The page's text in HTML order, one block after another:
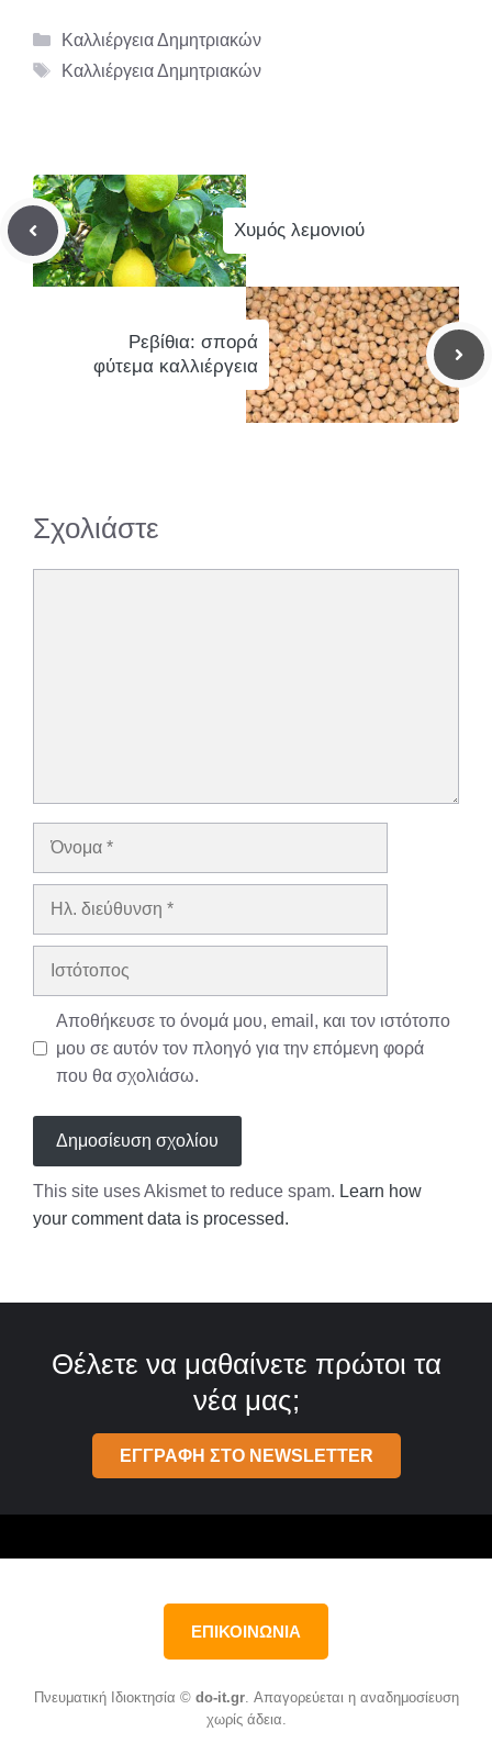
Κατηγορίες
Καλλιέργεια Δημητριακών
Ετικέτες
Καλλιέργεια Δημητριακών
Χυμός λεμονιού
Ρεβίθια: σπορά
φύτεμα καλλιέργεια
Σχολιάστε
Όνομα
Ηλ.
Ιστότοπος
Αποθήκευσε το όνομά μου, email, και τον ιστότοπο
μου σε αυτόν τον πλοηγό για την επόμενη φορά
που θα σχολιάσω.
This site uses Akismet to reduce spam. Learn how
your comment data is processed.
Θέλετε να μαθαίνετε πρώτοι τα
νέα μας;
ΕΓΓΡΑΦΗ ΣΤΟ NEWSLETTER
ΕΠΙΚΟΙΝΩΝΙΑ
Πνευματική Ιδιοκτησία © do-it.gr. Απαγορεύεται η αναδημοσίευση
χωρίς άδεια.